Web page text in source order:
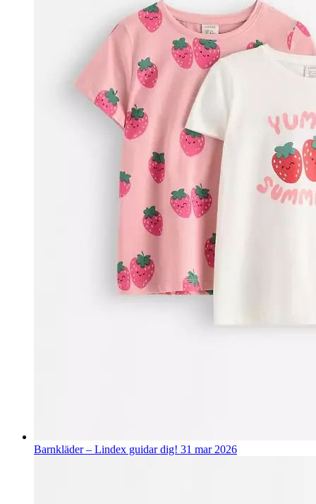
Barnkläder – Lindex guidar dig! 31 mar 2026